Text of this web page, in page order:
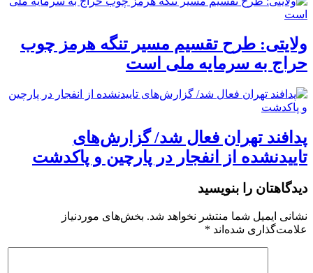
ولایتی: طرح تقسیم مسیر تنگه هرمز چوب
حراج به سرمایه ملی است
پدافند تهران فعال شد/ گزارش‌های
تاییدنشده از انفجار در پارچین و پاکدشت
دیدگاهتان را بنویسید
نشانی ایمیل شما منتشر نخواهد شد. بخش‌های موردنیاز
علامت‌گذاری شده‌اند *